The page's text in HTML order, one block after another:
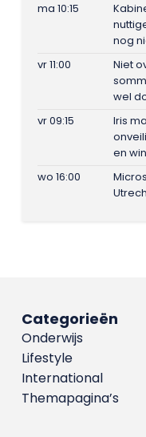
ma 10:15
nog
vr 11:00
Niet
wel
vr 09:15
Iris
en
wo 16:00
Categorieën
Onderwijs
Lifestyle
International
Themapagina’s